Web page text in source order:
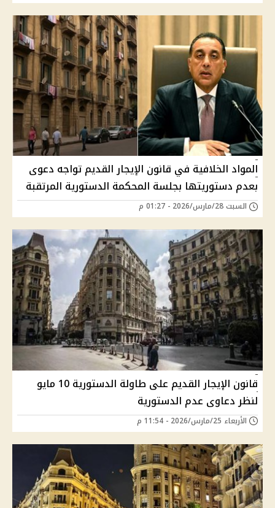
المواد الخلافية في قانون الإيجار القديم تواجه دعوى
بعدم دستوريتها بجلسة المحكمة الدستورية المرتقبة
السبت 28/مارس/2026 - 01:27 م
قانون الإيجار القديم على طاولة الدستورية 10 مايو
لنظر دعاوى عدم الدستورية
الأربعاء 25/مارس/2026 - 11:54 م